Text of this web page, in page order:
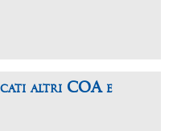
altri COA e